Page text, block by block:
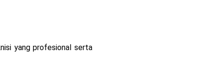
yang profesional serta